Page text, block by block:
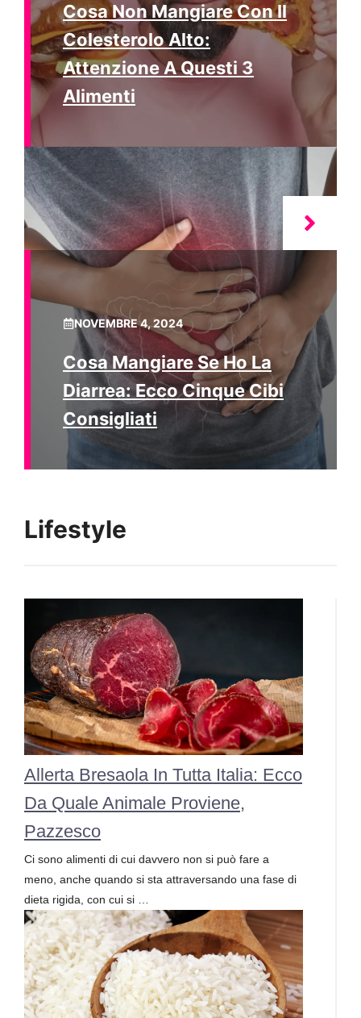
Cosa Non Mangiare Con Il
Colesterolo Alto:
Attenzione A Questi 3
Alimenti
NOVEMBRE 4, 2024
Cosa Mangiare Se Ho La
Diarrea: Ecco Cinque Cibi
Consigliati
Lifestyle
Allerta Bresaola In Tutta Italia: Ecco
Da Quale Animale Proviene,
Pazzesco
Ci sono alimenti di cui davvero non si può fare a
meno, anche quando si sta attraversando una fase di
dieta rigida, con cui si …